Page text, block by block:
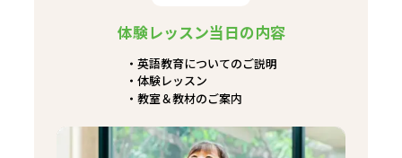
体験レッスン当日の内容
英語教育についてのご説明
体験レッスン
教室＆教材のご案内